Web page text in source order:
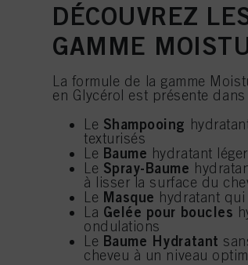
DÉCOUVREZ
GAMME
La formule de la gamme
en Glycérol est présente dans
Le Shampooing
texturisés
Le Baume hydratant
Le Spray-Baume
à lisser la surface du
Le Masque hydratant
La Gelée pour boucles
ondulations
Le Baume Hydratant
cheveu à un niveau